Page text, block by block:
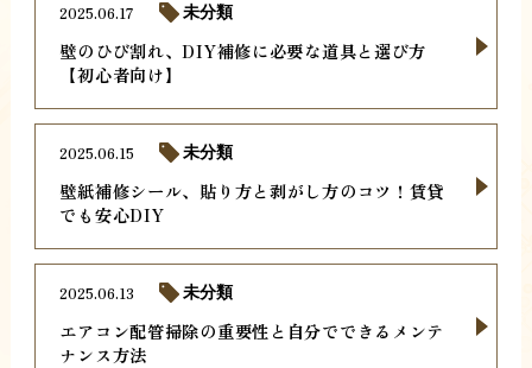
壁のひび割れ、DIY補修に必要な道具と選び方
【初心者向け】
2025.06.17 未分類
壁紙補修シール、貼り方と剥がし方のコツ！賃貸
でも安心DIY
2025.06.15 未分類
エアコン配管掃除の重要性と自分でできるメンテ
ナンス方法
2025.06.13 未分類